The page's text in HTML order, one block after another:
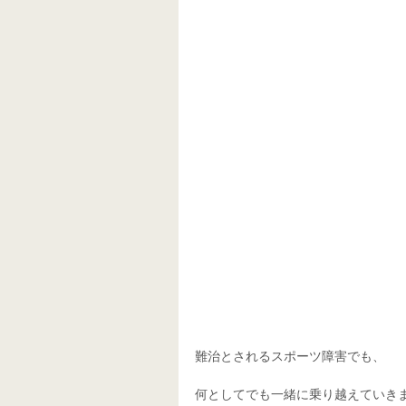
難治とされるスポーツ障害でも、
何としてでも一緒に乗り越えていき